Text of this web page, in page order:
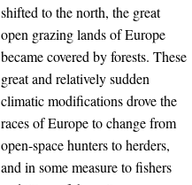
shifted to the north, the great
open grazing lands of Europe
became covered by forests. These
great and relatively sudden
climatic modifications drove the
races of Europe to change from
open-space hunters to herders,
and in some measure to fishers